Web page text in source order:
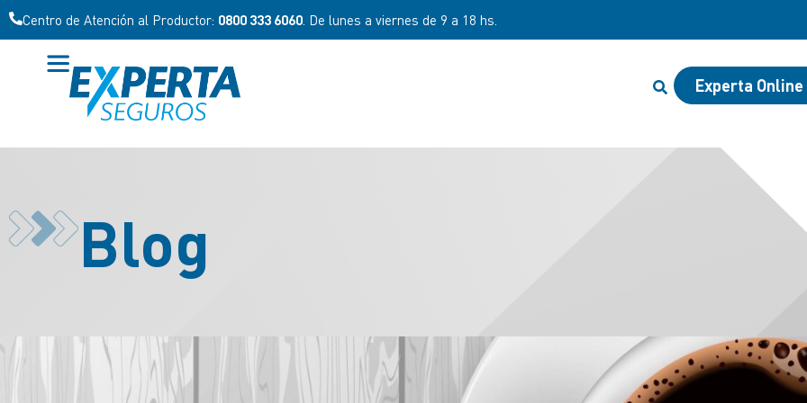
Centro de Atención al Productor: 0800 333 6060 . De lunes a viernes de 9 a 18 hs.
Experta Online
Blog